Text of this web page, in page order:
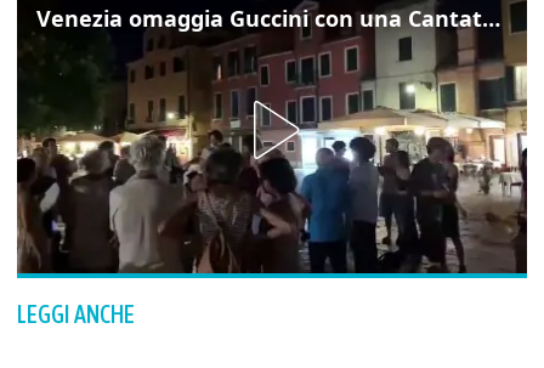
Venezia omaggia Guccini con una Cantata Anarchica in campo Santa Margherita
LEGGI ANCHE